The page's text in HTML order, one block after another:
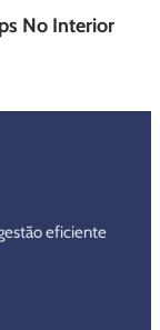
No Interior
eficiente